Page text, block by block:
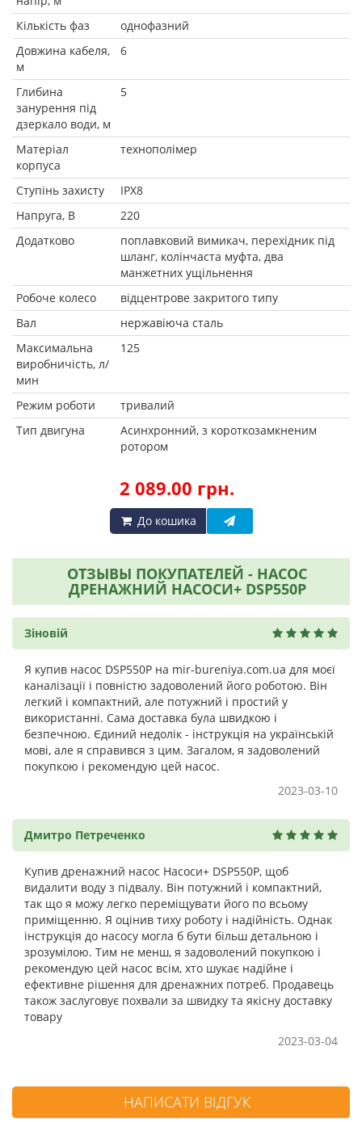
Кількість фаз
однофазний
Довжина кабеля,
м
6
Глибина
занурення під
дзеркало води, м
5
Матеріал
корпуса
технополімер
Ступінь захисту
IPX8
Напруга, В
220
Додатково
поплавковий вимикач, перехідник під
шланг, колінчаста муфта, два
манжетних ущільнення
Робоче колесо
відцентрове закритого типу
Вал
нержавіюча сталь
Максимальна
виробничість, л/
мин
125
Режим роботи
тривалий
Тип двигуна
Асинхронний, з короткозамкненим
ротором
2 089.00 грн.
До кошика
ОТЗЫВЫ ПОКУПАТЕЛЕЙ - НАСОС
ДРЕНАЖНИЙ НАСОСИ+ DSP550P
Зіновій
Я купив насос DSP550P на mir-bureniya.com.ua для моєї
каналізації і повністю задоволений його роботою. Він
легкий і компактний, але потужний і простий у
використанні. Сама доставка була швидкою і
безпечною. Єдиний недолік - інструкція на українській
мові, але я справився з цим. Загалом, я задоволений
покупкою і рекомендую цей насос.
2023-03-10
Дмитро Петреченко
Купив дренажний насос Насоси+ DSP550P, щоб
видалити воду з підвалу. Він потужний і компактний,
так що я можу легко переміщувати його по всьому
приміщенню. Я оцінив тиху роботу і надійність. Однак
інструкція до насосу могла б бути більш детальною і
зрозумілою. Тим не менш, я задоволений покупкою і
рекомендую цей насос всім, хто шукає надійне і
ефективне рішення для дренажних потреб. Продавець
також заслуговує похвали за швидку та якісну доставку
товару
2023-03-04
НАПИСАТИ ВІДГУК